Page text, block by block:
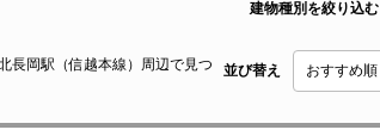
建物種別を絞り込む
長岡駅（信越本線）周辺で見つ
並び替え